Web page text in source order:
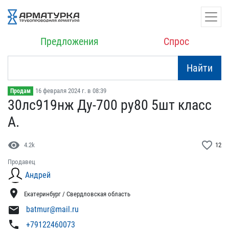
Предложения Спрос
Найти
Продам 16 февраля 2024 г. в 08:39
30лс919нж Ду-700 ру80 5ш​т класс
А.
visibility 4.2k favorite_border 12
Продавец
Андрей
location_on Екатеринбург / Свердловская область
mail batmur@mail.ru
phone +79122460073